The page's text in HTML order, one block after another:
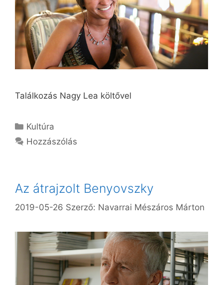
Találkozás Nagy Lea költővel
Kategória
Kultúra
Hozzászólás
Az átrajzolt Benyovszky
2019-05-26 Szerző: Navarrai Mészáros Márton